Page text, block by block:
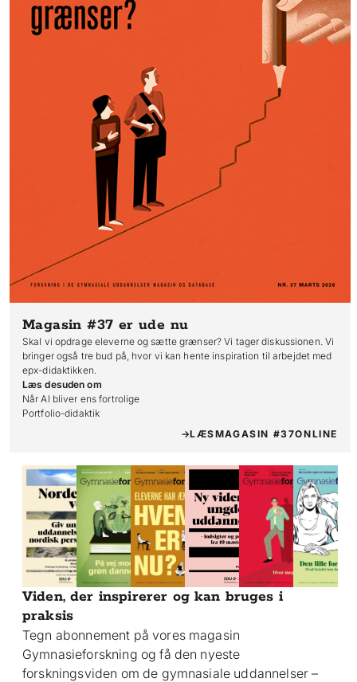
Magasin #37 er ude nu
Skal vi opdrage eleverne og sætte grænser? Vi tager diskussionen. Vi
bringer også tre bud på, hvor vi kan hente inspiration til arbejdet med
epx-didaktikken.
Læs desuden om
Når AI bliver ens fortrolige
Portfolio-didaktik
LÆSMAGASIN #37ONLINE
Viden, der inspirerer og kan bruges i
praksis
Tegn abonnement på vores magasin
Gymnasieforskning og få den nyeste
forskningsviden om de gymnasiale uddannelser –